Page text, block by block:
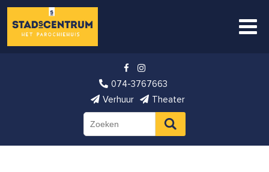
074-3767663
Verhuur
Theater